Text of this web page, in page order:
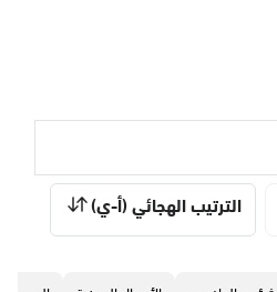
الترتيب الهجائي (أ-ي)